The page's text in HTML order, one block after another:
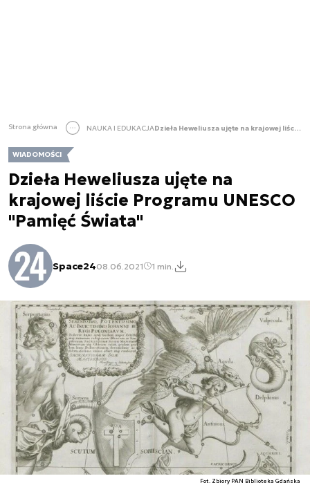
Strona główna NAUKA I EDUKACJA Dzieła Heweliusza ujęte na krajowej liście Programu UNESCO "Pamięć Świata"
WIADOMOŚCI
Dzieła Heweliusza ujęte na
krajowej liście Programu UNESCO
"Pamięć Świata"
Space2408.06.2021 1 min.
Fot. Zbiory PAN Biblioteka Gdańska